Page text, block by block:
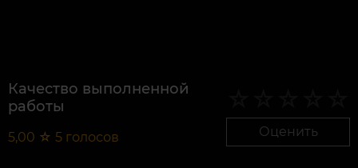
Качество выполненной
работы
5,00 ☆ 5 голосов Оценить